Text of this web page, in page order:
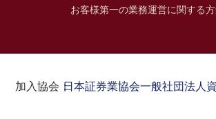
お客様第一の業務運営に関する
加入協会：日本証券業協会一般社団法人